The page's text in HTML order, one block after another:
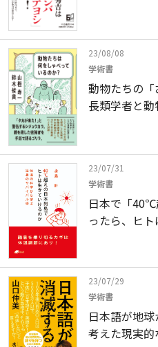
23/08/08
学術書
動物たちの
長類学者と
23/07/31
学術書
日本で「40℃
ったら、ヒ
23/07/29
学術書
日本語が地
考えた現実